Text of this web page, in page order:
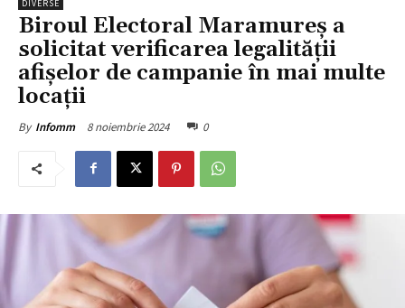
DIVERSE
Biroul Electoral Maramureș a
solicitat verificarea legalității
afișelor de campanie în mai multe
locații
By Infomm 8 noiembrie 2024 0